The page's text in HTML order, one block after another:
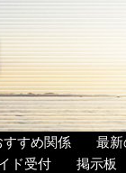
すすめ関係 最
ド受付 掲示板